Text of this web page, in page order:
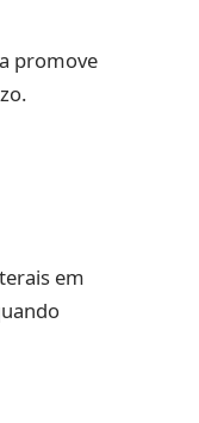
promove
em